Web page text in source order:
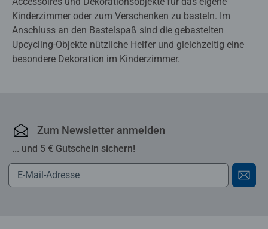
Kinderzimmer oder zum Verschenken zu basteln. Im
Anschluss an den Bastelspaß sind die gebastelten
Upcycling-Objekte nützliche Helfer und gleichzeitig eine
besondere Dekoration im Kinderzimmer.
Zum Newsletter anmelden
... und 5 € Gutschein sichern!